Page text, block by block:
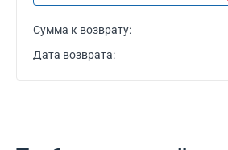
Сумма к возврату:
Дата возврата: